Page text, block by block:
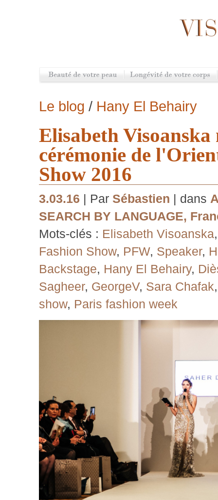
Le blog / Hany El Behairy
Elisabeth Visoanska
cérémonie de
Show 2016
3.03.16 | Par Sébastien | dans
SEARCH BY LANGUAGE,
Mots-clés : Elisabeth Visoanska
Fashion Show, PFW, Speaker,
Backstage, Hany El Behairy,
Sagheer, GeorgeV, Sara Chafak
show, Paris fashion week